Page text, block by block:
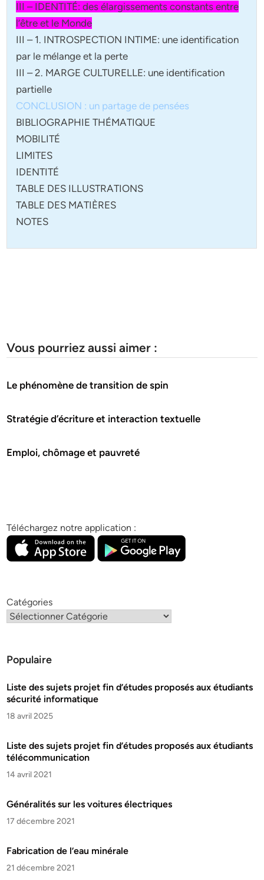
III – IDENTITÉ: des élargissements constants entre
l’être et le Monde
III – 1. INTROSPECTION INTIME: une identification
par le mélange et la perte
III – 2. MARGE CULTURELLE: une identification
partielle
CONCLUSION : un partage de pensées
BIBLIOGRAPHIE THÉMATIQUE
MOBILITÉ
LIMITES
IDENTITÉ
TABLE DES ILLUSTRATIONS
TABLE DES MATIÈRES
NOTES
Vous pourriez aussi aimer :
Le phénomène de transition de spin
Stratégie d’écriture et interaction textuelle
Emploi, chômage et pauvreté
Téléchargez notre application :
Catégories
Populaire
Liste des sujets projet fin d’études proposés aux étudiants
sécurité informatique
18 avril 2025
Liste des sujets projet fin d’études proposés aux étudiants
télécommunication
14 avril 2021
Généralités sur les voitures électriques
17 décembre 2021
Fabrication de l’eau minérale
21 décembre 2021